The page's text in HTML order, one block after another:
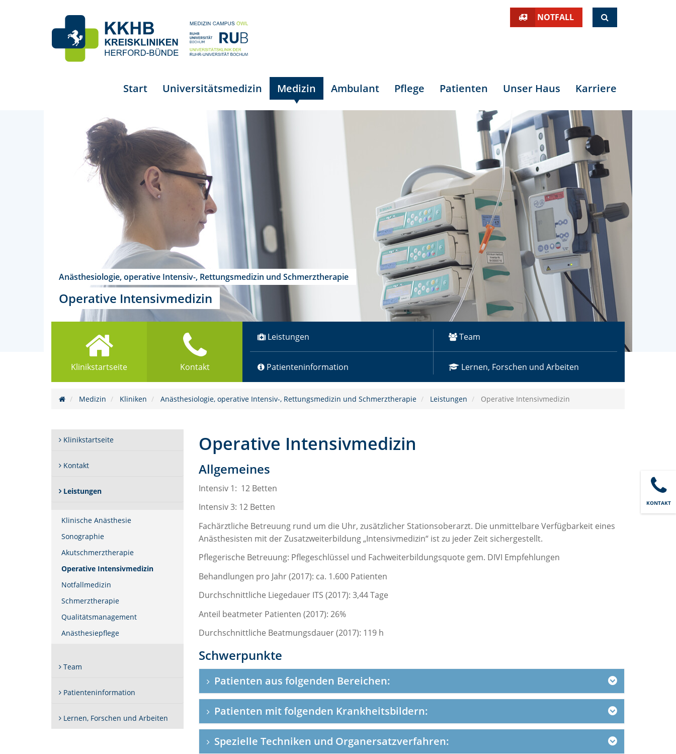
NOTFALL
Start Universitätsmedizin Medizin Ambulant Pflege Patienten Unser Haus Karriere
KONTAKT
Anästhesiologie, operative Intensiv-, Rettungsmedizin und Schmerztherapie
Operative Intensivmedizin
Klinikstartseite Kontakt
Leistungen Team
Patienteninformation Lernen, Forschen und Arbeiten
Medizin Kliniken Anästhesiologie, operative Intensiv-, Rettungsmedizin und Schmerztherapie Leistungen Operative Intensivmedizin
Operative Intensivmedizin
Allgemeines
Intensiv 1: 12 Betten
Intensiv 3: 12 Betten
Fachärztliche Betreuung rund um die Uhr, zusätzlicher Stationsoberarzt. Die unmittelbare Verfügbarkeit eines
Anästhesisten mit der Zusatzweiterbildung „Intensivmedizin“ ist zu jeder Zeit sichergestellt.
Pflegerische Betreuung: Pflegeschlüssel und Fachweiterbildungsquote gem. DIVI Empfehlungen
Behandlungen pro Jahr (2017): ca. 1.600 Patienten
Durchschnittliche Liegedauer ITS (2017): 3,44 Tage
Anteil beatmeter Patienten (2017): 26%
Durchschnittliche Beatmungsdauer (2017): 119 h
Schwerpunkte
Patienten aus folgenden Bereichen:
Patienten mit folgenden Krankheitsbildern:
Spezielle Techniken und Organersatzverfahren:
Klinikstartseite
Kontakt
Leistungen
Klinische Anästhesie
Sonographie
Akutschmerztherapie
Operative Intensivmedizin(Standort)
Notfallmedizin
Schmerztherapie
Qualitätsmanagement
Anästhesiepflege
Team
Patienteninformation
Lernen, Forschen und Arbeiten